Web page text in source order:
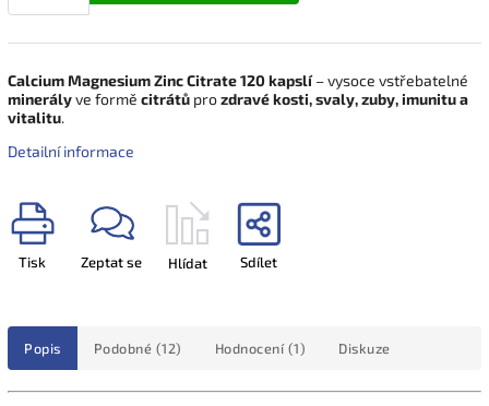
Calcium Magnesium Zinc Citrate 120 kapslí– vysoce vstřebatelné
minerályve formě citrátů prozdravé kosti, svaly, zuby, imunitu a
vitalitu.
Detailní informace
Tisk Zeptat se Hlídat Sdílet
Popis Podobné (12) Hodnocení (1) Diskuze